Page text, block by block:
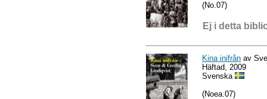
(No.07)
Ej i detta
Kina inifrån av
Häftad, 2009
Svenska
(Noea.07)